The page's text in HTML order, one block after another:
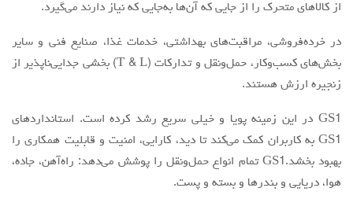
از کالاهای متحرک را از جایی که آن‌ها به‌جایی که نیاز دارند می‌گیرد.
در خرده‌فروشی، مراقبت‌های بهداشتی، خدمات غذا، صنایع فنی و سایر
بخش‌های کسب‌وکار، حمل‌ونقل و تدارکات (T & L) بخشی جدایی‌ناپذیر از
زنجیره ارزش هستند.
GS1 در این زمینه پویا و خیلی سریع رشد کرده است. استانداردهای
GS1 به کاربران کمک می‌کند تا دید، کارایی، امنیت و قابلیت همکاری را
بهبود بخشد.GS1 تمام انواع حمل‌ونقل را پوشش می‌دهد: راه‌آهن، جاده،
هوا، دریایی و بندرها و بسته و پست.